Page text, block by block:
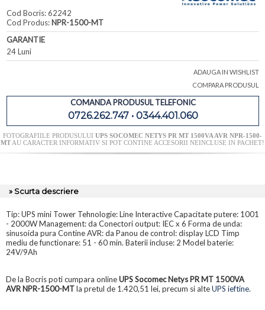
Cod Bocris: 62242
Cod Produs: NPR-1500-MT
GARANTIE
24 Luni
ADAUGA IN WISHLIST
COMPARA PRODUSUL
COMANDA PRODUSUL TELEFONIC
0726.262.747 • 0344.401.060
FOTOGRAFIILE PRODUSULUI UPS SOCOMEC NETYS PR MT 1500VA AVR NPR-1500-
MTAU CARACTER INFORMATIV SI POT CONTINE ACCESORII NEINCLUSE IN PACHET!
» Scurta descriere
Tip: UPS mini Tower Tehnologie: Line Interactive Capacitate putere: 1001
- 2000W Management: da Conectori output: IEC x 6 Forma de unda:
sinusoida pura Contine AVR: da Panou de control: display LCD Timp
mediu de functionare: 51 - 60 min. Baterii incluse: 2 Model baterie:
24V/9Ah
De la Bocris poti cumpara onlineUPS Socomec Netys PR MT 1500VA
AVR NPR-1500-MTla pretul de 1.420,51 lei, precum si alteUPS ieftine.